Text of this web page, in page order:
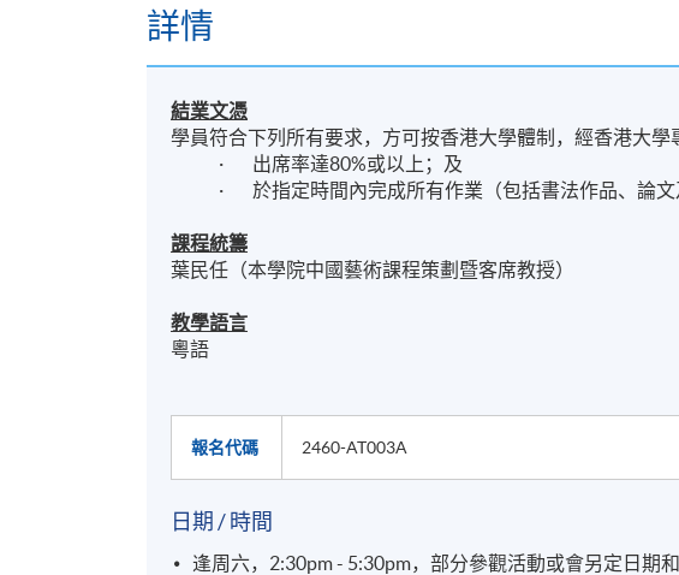
詳情
結業文憑
學員符合下列所有要求，方可按香港大學體制，經香港大學
· 出席率達80%或以上；及
· 於指定時間內完成所有作業（包括書法作品、論
課程統籌
葉民任（本學院中國藝術課程策劃暨客席教授）
教學語言
粵語
報名代碼 2460-AT003A
日期 / 時間
逢周六，2:30pm - 5:30pm，部分參觀活動或會另定日期